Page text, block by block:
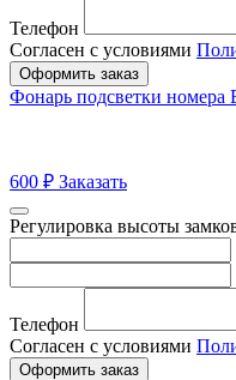
Телефон
Согласен с условиями
Оформить заказ
Фонарь подсветки номера
600 ₽ Заказать
Регулировка высоты
Телефон
Согласен с условиями
Оформить заказ